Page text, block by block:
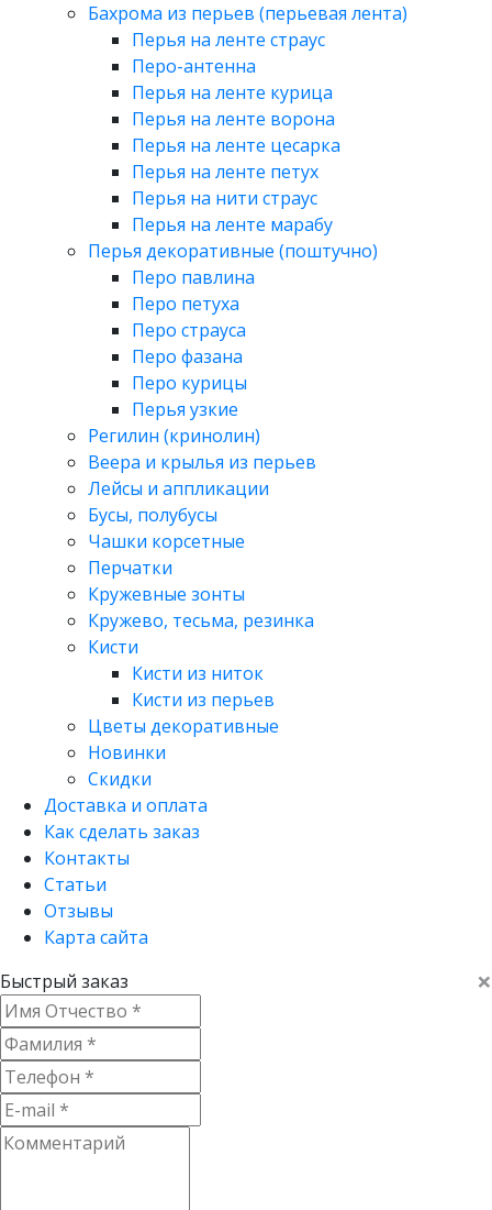
Бахрома из перьев (перьевая лента)
Перья на ленте страус
Перо-антенна
Перья на ленте курица
Перья на ленте ворона
Перья на ленте цесарка
Перья на ленте петух
Перья на нити страус
Перья на ленте марабу
Перья декоративные (поштучно)
Перо павлина
Перо петуха
Перо страуса
Перо фазана
Перо курицы
Перья узкие
Регилин (кринолин)
Веера и крылья из перьев
Лейсы и аппликации
Бусы, полубусы
Чашки корсетные
Перчатки
Кружевные зонты
Кружево, тесьма, резинка
Кисти
Кисти из ниток
Кисти из перьев
Цветы декоративные
Новинки
Скидки
Доставка и оплата
Как сделать заказ
Контакты
Статьи
Отзывы
Карта сайта
×
Быстрый заказ